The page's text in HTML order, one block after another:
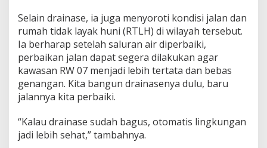
Selain drainase, ia juga menyoroti kondisi jalan dan
rumah tidak layak huni (RTLH) di wilayah tersebut.
Ia berharap setelah saluran air diperbaiki,
perbaikan jalan dapat segera dilakukan agar
kawasan RW 07 menjadi lebih tertata dan bebas
genangan. Kita bangun drainasenya dulu, baru
jalannya kita perbaiki.
“Kalau drainase sudah bagus, otomatis lingkungan
jadi lebih sehat,” tambahnya.